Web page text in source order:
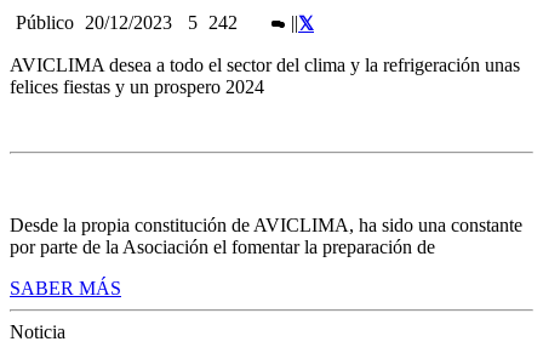
Público 20/12/2023 5 242 ||
AVICLIMA desea a todo el sector del clima y la refrigeración unas
felices fiestas y un prospero 2024
Desde la propia constitución de AVICLIMA, ha sido una constante
por parte de la Asociación el fomentar la preparación de
SABER MÁS
Noticia